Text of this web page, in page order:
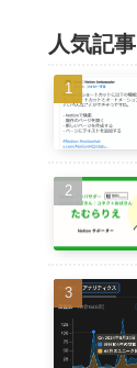
人気記事